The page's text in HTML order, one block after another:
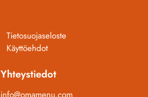
Tietosuojaseloste
Käyttöehdot
Yhteystiedot
info@omamenu.com